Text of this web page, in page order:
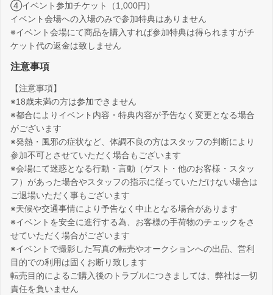
④イベント参加チケット（1,000円）
イベント会場への入場のみで参加特典はありません
※イベント会場にて商品を購入すれば参加特典は得られますがチ
ケット代の返金は致しません
注意事項
【注意事項】
※18歳未満の方は参加できません
※都合によりイベント内容・特典内容が予告なく変更となる場合
がございます
※発熱・風邪の症状など、体調不良の方はスタッフの判断により
参加不可とさせていただく場合もございます
※会場にて迷惑となる行動・言動（ゲスト・他のお客様・スタッ
フ）があった場合やスタッフの指示に従っていただけない場合は
ご退場いただく事もございます
※天候や交通事情により予告なく中止となる場合があります
※イベントを安全に進行する為、お客様の手荷物のチェックをさ
せていただく場合がございます
※イベントで撮影した写真の転売やオークションへの出品、営利
目的での利用は固くお断り致します
転売目的によるご購入後のトラブルにつきましては、弊社は一切
責任を負いません